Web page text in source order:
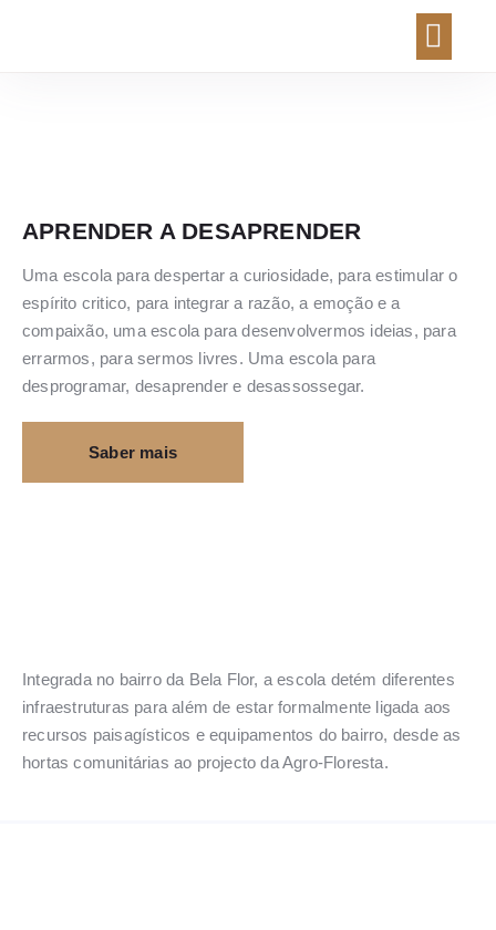
APRENDER A DESAPRENDER
Uma escola para despertar a curiosidade, para estimular o
espírito critico, para integrar a razão, a emoção e a
compaixão, uma escola para desenvolvermos ideias, para
errarmos, para sermos livres. Uma escola para
desprogramar, desaprender e desassossegar.
Saber mais
Integrada no bairro da Bela Flor, a escola detém diferentes
infraestruturas para além de estar formalmente ligada aos
recursos paisagísticos e equipamentos do bairro, desde as
hortas comunitárias ao projecto da Agro-Floresta.